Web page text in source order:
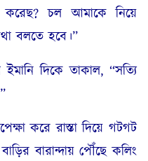
চল আমাকে নিয়ে
বলতে হবে।”
দিকে তাকাল, “সত্যি
করে রাস্তা দিয়ে গটগট
বারান্দায় পৌঁছে কলিং